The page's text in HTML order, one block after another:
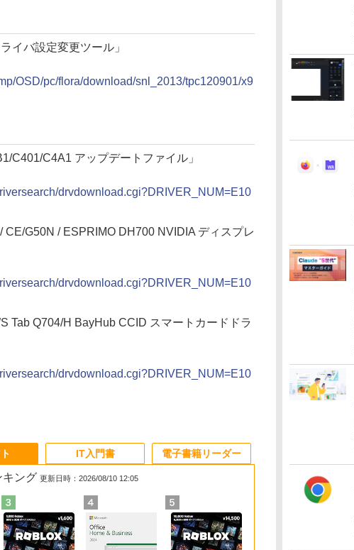
イバ設定変更ツール」
OSD/pc/flora/download/snl_2013/tpc120901/x9
C401/C4A1 アップデートファイル」
drvdownload.cgi?DRIVER_NUM=E10
CE/G50N / ESPRIMO DH700 NVIDIA ディスプレ
drvdownload.cgi?DRIVER_NUM=E10
Tab Q704/H BayHub CCID スマートカードドラ
drvdownload.cgi?DRIVER_NUM=E10
キング 更新日時：2026/08/10 12:05
IT入門書 電子書籍リーダー